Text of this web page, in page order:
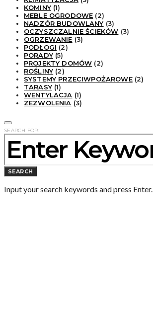
KOMINY(1)
MEBLE OGRODOWE (2)
NADZÓR BUDOWLANY (3)
OCZYSZCZALNIE ŚCIEKÓW (3)
OGRZEWANIE (3)
PODŁOGI (2)
PORADY(5)
PROJEKTY DOMÓW (2)
ROŚLINY (2)
SYSTEMY PRZECIWPOŻAROWE(2)
TARASY(1)
WENTYLACJA (1)
ZEZWOLENIA (3)
SEARCH FOR:
SEARCH
Input your search keywords and press Enter.